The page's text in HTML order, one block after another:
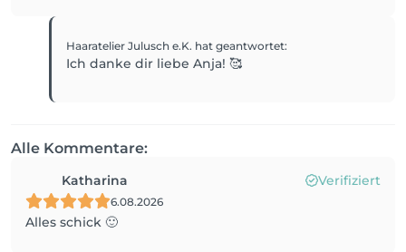
Haaratelier Julusch e.K. hat geantwortet:
Ich danke dir liebe Anja! 🥰
Alle Kommentare:
Katharina Verifiziert
6.08.2026
Alles schick 🙂